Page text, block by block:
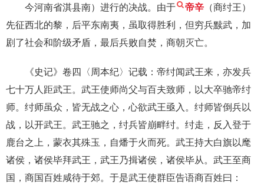
今河南省淇县南）进行的决战。由于 帝辛 （商纣王）
先征西北的黎，后平东南夷，虽取得胜利，但穷兵黩武，加
剧了社会和阶级矛盾，最后兵败自焚，商朝灭亡。
《史记》卷四〈周本纪〉记载：帝纣闻武王来，亦发兵
七十万人距武王。武王使师尚父与百夫致师，以大卒驰帝纣
师。纣师虽众，皆无战之心，心欲武王亟入。纣师皆倒兵以
战，以开武王。武王驰之，纣兵皆崩畔纣。纣走，反入登于
鹿台之上，蒙衣其殊玉，自燔于火而死。武王持大白旗以麾
诸侯，诸侯毕拜武王，武王乃揖诸侯，诸侯毕从。武王至商
国，商国百姓咸待于郊。于是武王使群臣告语商百姓曰：